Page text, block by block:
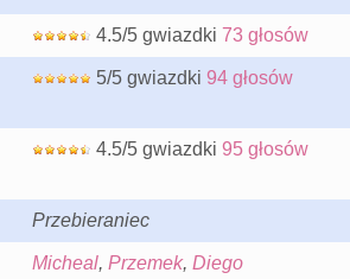
4.5/5 gwiazdki 73 głosów
5/5 gwiazdki 94 głosów
4.5/5 gwiazdki 95 głosów
Przebieraniec
Micheal, Przemek, Diego